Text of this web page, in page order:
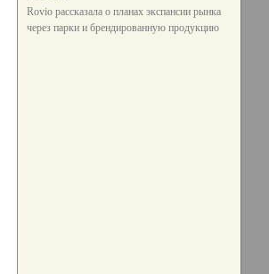
Rovio рассказала о планах экспансии рынка
через парки и брендированную продукцию